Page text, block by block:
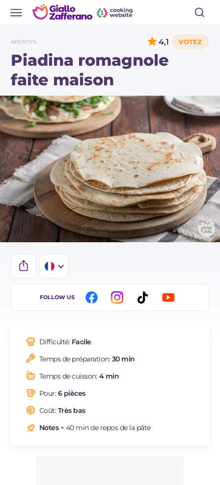
APÉRITIFS
Piadina romagnole
faite maison
4,1
IT
BR
DE
NL
FOLLOW US
Difficulté: Facile
Temps de préparation:30 min
Temps de cuisson:4 min
Pour:6 pièces
Coût:Très bas
Notes+ 40 min de repos de la pâte